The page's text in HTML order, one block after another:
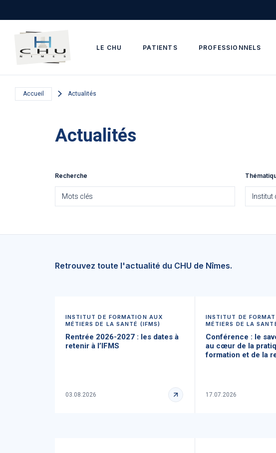
LE CHU PATIENTS PROFESSIONNELS
Accueil Actualités
Actualités
Recherche
Institut
Retrouvez toute l'actualité du CHU de Nîmes.
INSTITUT DE FORMATION AUX
MÉTIERS DE LA SANTÉ (IFMS)
Rentrée 2026-2027 : les dates à
retenir à l’IFMS
03.08.2026
INSTITUT DE
MÉTIERS DE LA
Conférence : le
au cœur de la
formation et de la
17.07.2026